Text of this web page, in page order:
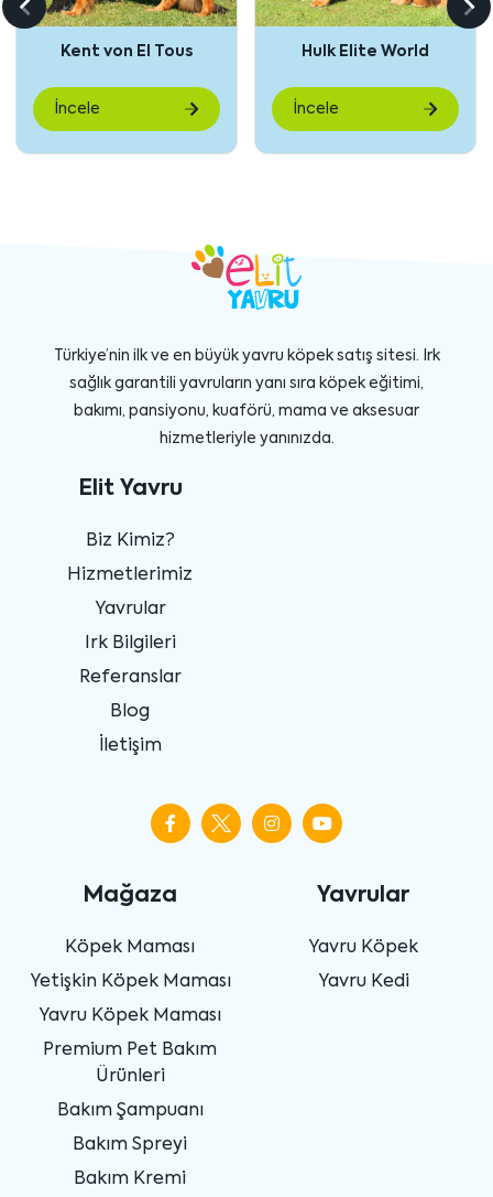
Kent von El Tous
İncele
Hulk Elite World
İncele
Önceki
içeriği
Türkiye’nin ilk ve en büyük yavru köpek satış sitesi. Irk
sağlık garantili yavruların yanı sıra köpek eğitimi,
bakımı, pansiyonu, kuaförü, mama ve aksesuar
hizmetleriyle yanınızda.
Elit Yavru
Biz Kimiz?
Hizmetlerimiz
Yavrular
Irk Bilgileri
Referanslar
Blog
İletişim
Mağaza
Köpek Maması
Yetişkin Köpek Maması
Yavru Köpek Maması
Premium Pet Bakım
Ürünleri
Bakım Şampuanı
Bakım Spreyi
Bakım Kremi
Yavrular
Yavru Köpek
Yavru Kedi